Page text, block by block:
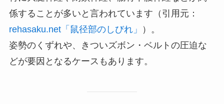
係することが多いと言われています（引用元：
rehasaku.net「鼠径部のしびれ」
）。
姿勢のくずれや、きついズボン・ベルトの圧迫な
どが要因となるケースもあります。